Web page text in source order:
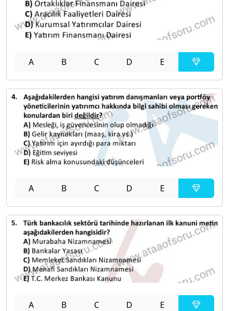
A B C D E
A B C D E
A B C D E